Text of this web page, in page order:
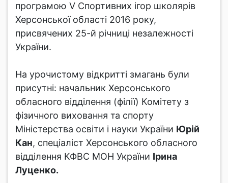
програмою V Спортивних ігор школярів
Херсонської області 2016 року,
присвячених 25-й річниці незалежності
України.
На урочистому відкритті змагань були
присутні: начальник Херсонського
обласного відділення (філії) Комітету з
фізичного виховання та спорту
Міністерства освіти і науки України Юрій
Кан, спеціаліст Херсонського обласного
відділення КФВС МОН України Ірина
Луценко.